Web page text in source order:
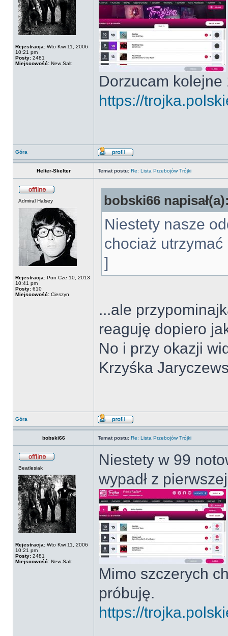
Rejestracja: Wto Kwi 11, 2006
10:21 pm
Posty: 2481
Miejscowość: New Salt
Dorzucam kolejne
https://
Góra
Helter-Skelter Temat postu: Re: Lista Przebojów Trójki
Admiral Halsey
Rejestracja: Pon Cze 10, 2013
10:41 pm
Posty: 610
Miejscowość: Cieszyn
bobski66
Niestety nasze
chociaż utrzymać
]
...ale
reaguję dopiero
No i przy okazji
Krzyśka
Góra
bobski66 Temat postu: Re: Lista Przebojów Trójki
Beatlesiak
Rejestracja: Wto Kwi 11, 2006
10:21 pm
Posty: 2481
Miejscowość: New Salt
Niestety w 99
wypadł z
Mimo szczerych
próbuję.
https://